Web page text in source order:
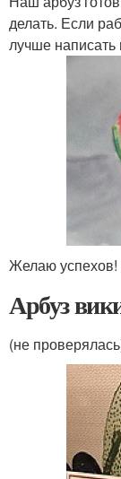
делать. Если
лучше написать
Желаю успехов!
Арбуз
(не